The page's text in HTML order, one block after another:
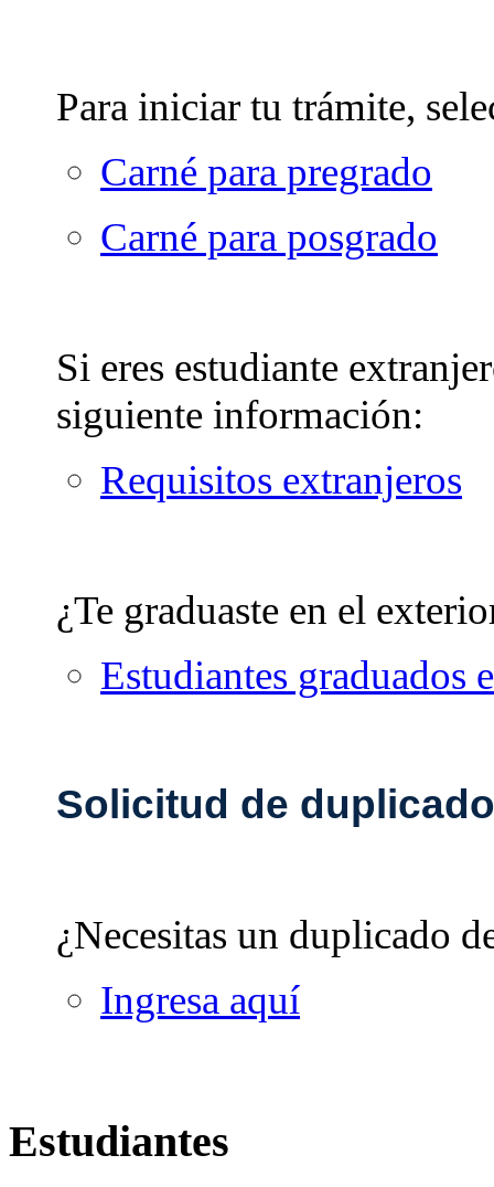
Para iniciar tu trámite,
Carné para pregrado
Carné para posgrado
Si eres estudiante
siguiente información:
Requisitos extranjeros
¿Te graduaste en el
Estudiantes graduados
Solicitud de
¿Necesitas un duplicado
Ingresa aquí
Estudiantes